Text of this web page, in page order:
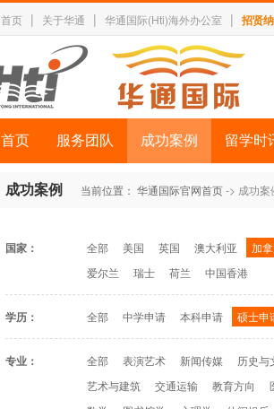
首页 | 关于华通 | 华通国际(Hti)海外办公室 | 招贤
首页 服务团队 成功案例 留学时
成功案例 当前位置： 华通国际官网首页-> 成功案
国家： 全部 美国 英国 澳大利亚 加
爱尔兰
瑞士 荷兰 中国香港
学历： 全部 中学申请 本科申请 硕士申
专业： 全部 表演艺术 新闻传媒 历史与
艺术与建筑
交通运输 教育方向